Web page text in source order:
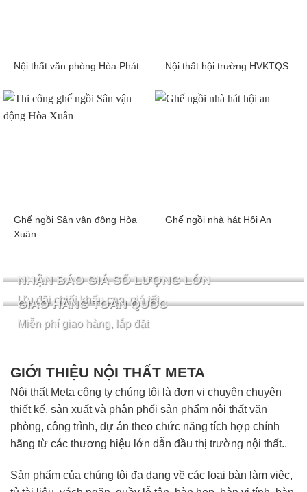
Nội thất văn phòng Hòa Phát Nội thất hội trường HVKTQS
Ghế ngồi Sân vận động Hòa
Xuân
Ghế ngồi nhà hát Hội An
NHẬN BÁO GIÁ SỐ LƯỢNG LỚN
Ưu đãi chiết khấu cao, giá tốt
GIAO HÀNG TOÀN QUỐC
Miễn phí giao hàng, lắp đặt
GIỚI THIỆU NỘI THẤT META
Nội thất Meta công ty chúng tôi là đơn vị chuyên chuyên
thiết kế, sản xuất và phân phối sản phẩm nội thất văn
phòng, công trình, dự án theo chức năng tích hợp chính
hãng từ các thương hiệu lớn dẫn đầu thị trường nội thất..
Sản phẩm của chúng tôi đa dạng về các loại bàn làm việc,